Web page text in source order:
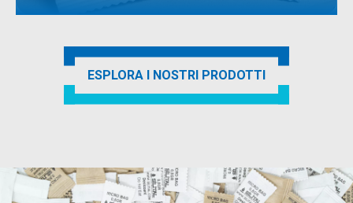
ESPLORA I NOSTRI PRODOTTI